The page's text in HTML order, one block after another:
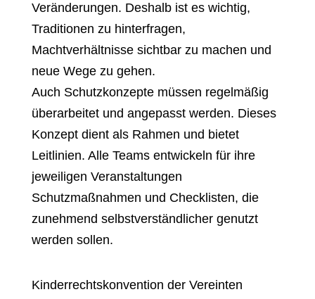
Veränderungen. Deshalb ist es wichtig,
Traditionen zu hinterfragen,
Machtverhältnisse sichtbar zu machen und
neue Wege zu gehen.
Auch Schutzkonzepte müssen regelmäßig
überarbeitet und angepasst werden. Dieses
Konzept dient als Rahmen und bietet
Leitlinien. Alle Teams entwickeln für ihre
jeweiligen Veranstaltungen
Schutzmaßnahmen und Checklisten, die
zunehmend selbstverständlicher genutzt
werden sollen.
Kinderrechtskonvention der Vereinten